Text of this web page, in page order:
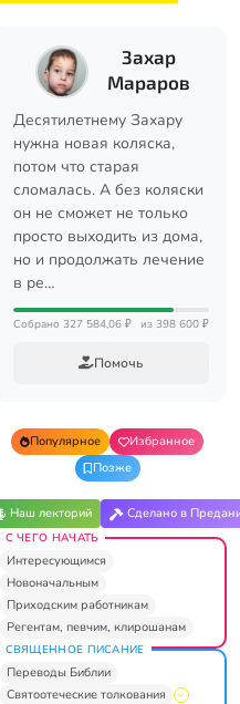
Захар
Мараров
Десятилетнему Захару
нужна новая коляска,
потом что старая
сломалась. А без коляски
он не сможет не только
просто выходить из дома,
но и продолжать лечение
в ре…
Собрано 327 584,06 ₽ из 398 600 ₽
Помочь
Популярное
Избранное
Позже
Наш лекторий Сделано в
С ЧЕГО НАЧАТЬ
Интересующимся
Новоначальным
Приходским работникам
Регентам, певчим, клирошанам
СВЯЩЕННОЕ ПИСАНИЕ
Переводы Библии
Святоотеческие толкования